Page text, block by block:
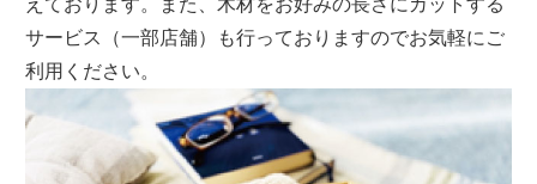
えております。また、木材をお好みの長さにカットする
サービス（一部店舗）も行っておりますのでお気軽にご
利用ください。